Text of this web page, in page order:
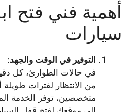
أهمية فني فتح
سيارات
التوفير في الوقت والجهد:
في حالات الطوارئ، كل
من الانتظار لفترات
متخصصين، توفر الخدمة